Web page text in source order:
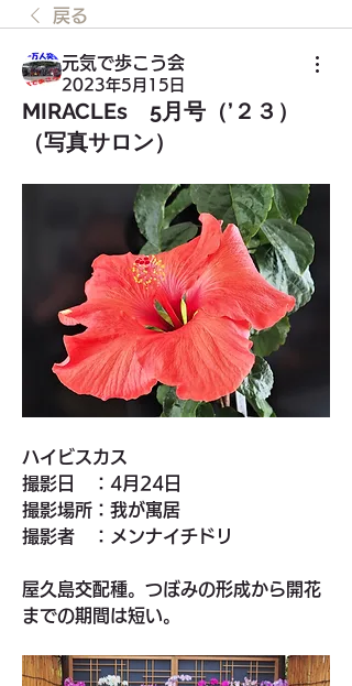
戻る
元気で歩こう会
2023年5月15日
MIRACLEs 5月号（’２３）
（写真サロン）
ハイビスカス
撮影日　：4月24日
撮影場所：我が寓居
撮影者　：メンナイチドリ
屋久島交配種。つぼみの形成から開花
までの期間は短い。